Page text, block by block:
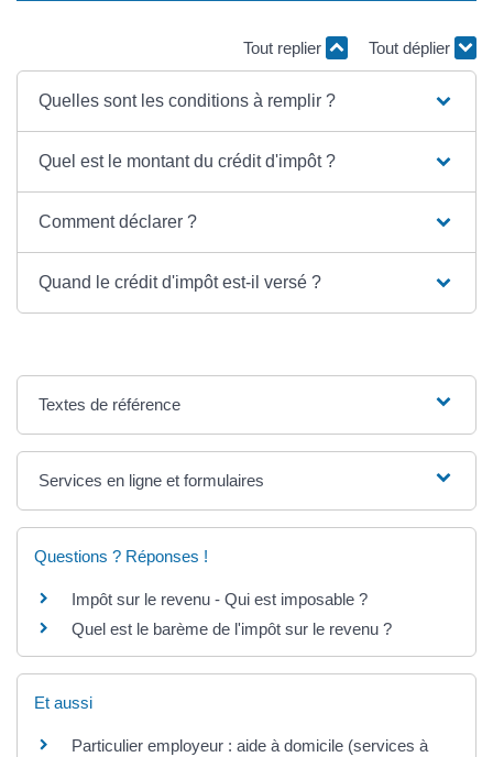
Tout replier Tout déplier
Quelles sont les conditions à remplir ?
Quel est le montant du crédit d'impôt ?
Comment déclarer ?
Quand le crédit d'impôt est-il versé ?
Textes de référence
Services en ligne et formulaires
Questions ? Réponses !
Impôt sur le revenu - Qui est imposable ?
Quel est le barème de l'impôt sur le revenu ?
Et aussi
Particulier employeur : aide à domicile (services à